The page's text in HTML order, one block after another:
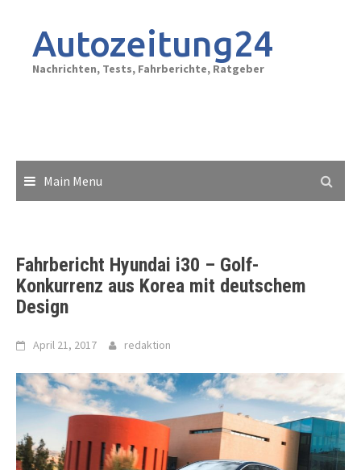
contentAutozeitung24
Nachrichten, Tests, Fahrberichte, Ratgeber
Main Menu
Fahrbericht Hyundai i30 – Golf-
Konkurrenz aus Korea mit deutschem
Design
April 21, 2017 redaktion